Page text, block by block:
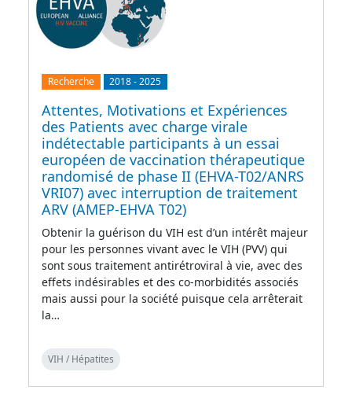
Recherche 2018-2025
Attentes, Motivations et Expériences
des Patients avec charge virale
indétectable participants à un essai
européen de vaccination thérapeutique
randomisé de phase II (EHVA-T02/ANRS
VRI07) avec interruption de traitement
ARV (AMEP-EHVA T02)
Obtenir la guérison du VIH est d’un intérêt majeur
pour les personnes vivant avec le VIH (PVV) qui
sont sous traitement antirétroviral à vie, avec des
effets indésirables et des co-morbidités associés
mais aussi pour la société puisque cela arrêterait
la…
VIH / Hépatites